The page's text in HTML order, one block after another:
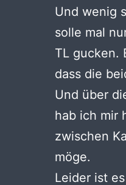
Und wenig
solle mal
TL gucken.
dass die
Und über
hab ich mir
zwischen
möge.
Leider ist